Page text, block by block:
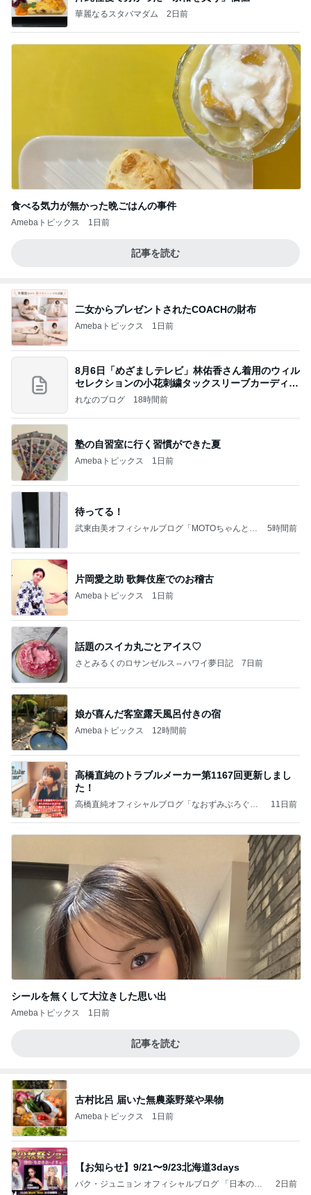
華麗なるスタバマダム 2日前
食べる気力が無かった晩ごはんの事件
Amebaトピックス 1日前
記事を読む
二女からプレゼントされたCOACHの財布
Amebaトピックス 1日前
8月6日「めざましテレビ」林佑香さん着用のウィル
セレクションの小花刺繍タックスリーブカーディガ
ン
れなのブログ 18時間前
塾の自習室に行く習慣ができた夏
Amebaトピックス 1日前
待ってる！
武東由美オフィシャルブログ「MOTOちゃんとの
5時間前
片岡愛之助 歌舞伎座でのお稽古
Amebaトピックス 1日前
話題のスイカ丸ごとアイス♡
さとみるくのロサンゼルス⇔ハワイ夢日記 7日前
娘が喜んだ客室露天風呂付きの宿
Amebaトピックス 12時間前
高橋直純のトラブルメーカー第1167回更新しまし
た！
高橋直純オフィシャルブログ「なおずみぶろぐ」
11日前
シールを無くして大泣きした思い出
Amebaトピックス 1日前
記事を読む
古村比呂 届いた無農薬野菜や果物
Amebaトピックス 1日前
【お知らせ】9/21〜9/23北海道3days
パク・ジュニョン オフィシャルブログ 「日本の
2日前